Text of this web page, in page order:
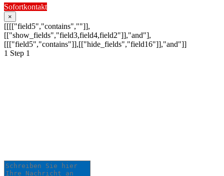
Sofortkontakt
×
[[[["field5","contains",""]],
[["show_fields","field3,field4,field2"]],"and"],
[[["field5","contains"]],[["hide_fields","field16"]],"and"]]
1 Step 1